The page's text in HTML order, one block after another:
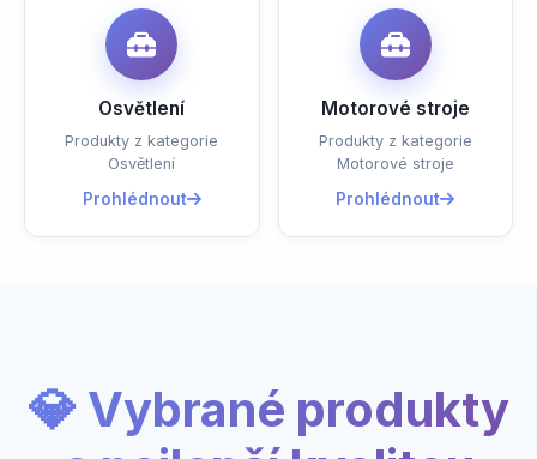
Osvětlení
Produkty z kategorie
Osvětlení
Prohlédnout
Motorové stroje
Produkty z kategorie
Motorové stroje
Prohlédnout
💎 Vybrané produkty